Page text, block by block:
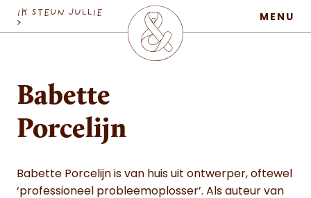
MaatschapWij
MENU
IK STEUN JULLIE
>
Babette
Porcelijn
Babette Porcelijn is van huis uit ontwerper, oftewel
‘professioneel probleemoplosser’. Als auteur van